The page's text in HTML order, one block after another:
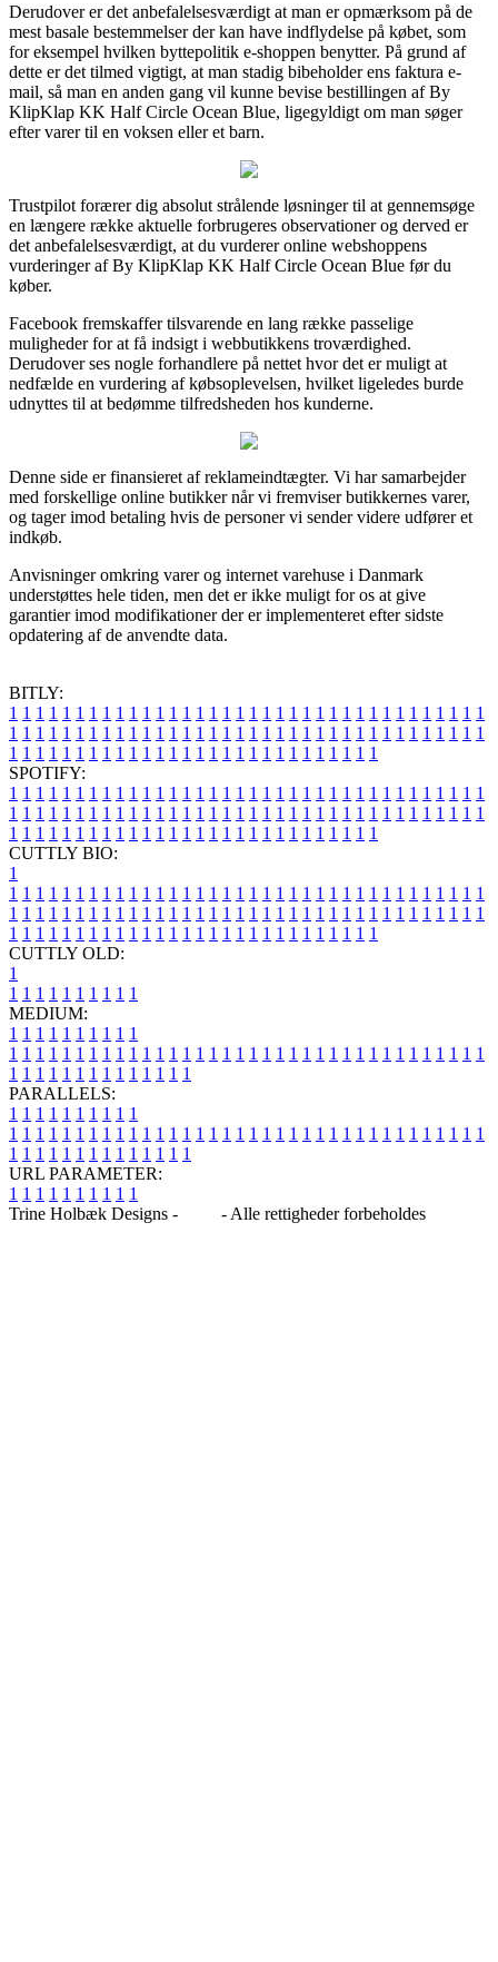
Derudover er det anbefalelsesværdigt at man er opmærksom på de
mest basale bestemmelser der kan have indflydelse på købet, som
for eksempel hvilken byttepolitik e-shoppen benytter. På grund af
dette er det tilmed vigtigt, at man stadig bibeholder ens faktura e-
mail, så man en anden gang vil kunne bevise bestillingen af By
KlipKlap KK Half Circle Ocean Blue, ligegyldigt om man søger
efter varer til en voksen eller et barn.
Trustpilot forærer dig absolut strålende løsninger til at gennemsøge
en længere række aktuelle forbrugeres observationer og derved er
det anbefalelsesværdigt, at du vurderer online webshoppens
vurderinger af By KlipKlap KK Half Circle Ocean Blue før du
køber.
Facebook fremskaffer tilsvarende en lang række passelige
muligheder for at få indsigt i webbutikkens troværdighed.
Derudover ses nogle forhandlere på nettet hvor det er muligt at
nedfælde en vurdering af købsoplevelsen, hvilket ligeledes burde
udnyttes til at bedømme tilfredsheden hos kunderne.
Denne side er finansieret af reklameindtægter. Vi har samarbejder
med forskellige online butikker når vi fremviser butikkernes varer,
og tager imod betaling hvis de personer vi sender videre udfører et
indkøb.
Anvisninger omkring varer og internet varehuse i Danmark
understøttes hele tiden, men det er ikke muligt for os at give
garantier imod modifikationer der er implementeret efter sidste
opdatering af de anvendte data.
BITLY:
1 1 1 1 1 1 1 1 1 1 1 1 1 1 1 1 1 1 1 1 1 1 1 1 1 1 1 1 1 1 1 1 1 1 1 1
1 1 1 1 1 1 1 1 1 1 1 1 1 1 1 1 1 1 1 1 1 1 1 1 1 1 1 1 1 1 1 1 1 1 1 1
1 1 1 1 1 1 1 1 1 1 1 1 1 1 1 1 1 1 1 1 1 1 1 1 1 1 1 1
SPOTIFY:
1 1 1 1 1 1 1 1 1 1 1 1 1 1 1 1 1 1 1 1 1 1 1 1 1 1 1 1 1 1 1 1 1 1 1 1
1 1 1 1 1 1 1 1 1 1 1 1 1 1 1 1 1 1 1 1 1 1 1 1 1 1 1 1 1 1 1 1 1 1 1 1
1 1 1 1 1 1 1 1 1 1 1 1 1 1 1 1 1 1 1 1 1 1 1 1 1 1 1 1
CUTTLY BIO:
1
1 1 1 1 1 1 1 1 1 1 1 1 1 1 1 1 1 1 1 1 1 1 1 1 1 1 1 1 1 1 1 1 1 1 1 1
1 1 1 1 1 1 1 1 1 1 1 1 1 1 1 1 1 1 1 1 1 1 1 1 1 1 1 1 1 1 1 1 1 1 1 1
1 1 1 1 1 1 1 1 1 1 1 1 1 1 1 1 1 1 1 1 1 1 1 1 1 1 1 1
CUTTLY OLD:
1
1 1 1 1 1 1 1 1 1 1
MEDIUM:
1 1 1 1 1 1 1 1 1 1
1 1 1 1 1 1 1 1 1 1 1 1 1 1 1 1 1 1 1 1 1 1 1 1 1 1 1 1 1 1 1 1 1 1 1 1
1 1 1 1 1 1 1 1 1 1 1 1 1 1
PARALLELS:
1 1 1 1 1 1 1 1 1 1
1 1 1 1 1 1 1 1 1 1 1 1 1 1 1 1 1 1 1 1 1 1 1 1 1 1 1 1 1 1 1 1 1 1 1 1
1 1 1 1 1 1 1 1 1 1 1 1 1 1
URL PARAMETER:
1 1 1 1 1 1 1 1 1 1
Trine Holbæk Designs -
- Alle rettigheder forbeholdes